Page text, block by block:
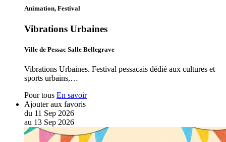
Animation, Festival
Vibrations Urbaines
Ville de Pessac Salle Bellegrave
Vibrations Urbaines. Festival pessacais dédié aux cultures et
sports urbains,…
Pour tous En savoir
Ajouter aux favoris
du 11 Sep 2026
au 13 Sep 2026